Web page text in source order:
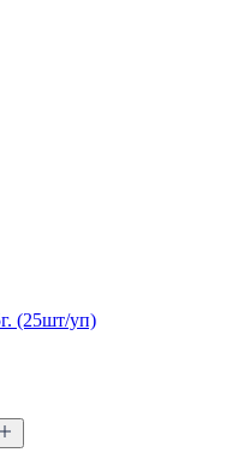
(25шт/уп)